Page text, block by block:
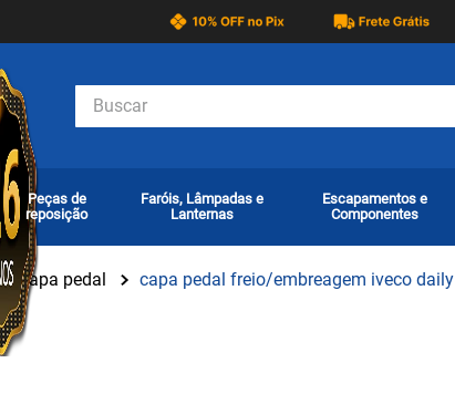
Buscar
Peças de
reposição
Faróis, Lâmpadas e
Lanternas
Escapamentos e
Componentes
capa pedal capa pedal freio/embreagem iveco daily